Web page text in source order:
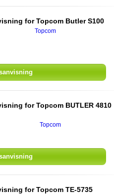
for Topcom Butler S100
Topcom
for Topcom BUTLER 4810
Topcom
for Topcom TE-5735